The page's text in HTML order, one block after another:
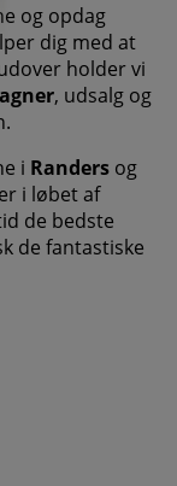
og opdag
dig med at
holder vi
, udsalg og
i Randers og
i løbet af
de bedste
de fantastiske